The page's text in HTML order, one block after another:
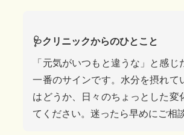
🩺クリニックからのひとこと
「元気がいつもと違うな」と感じ
一番のサインです。水分を摂れて
はどうか、日々のちょっとした変
てください。迷ったら早めにご相